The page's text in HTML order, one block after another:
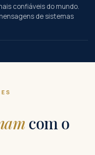
confiáveis do mundo.
de sistemas
com o